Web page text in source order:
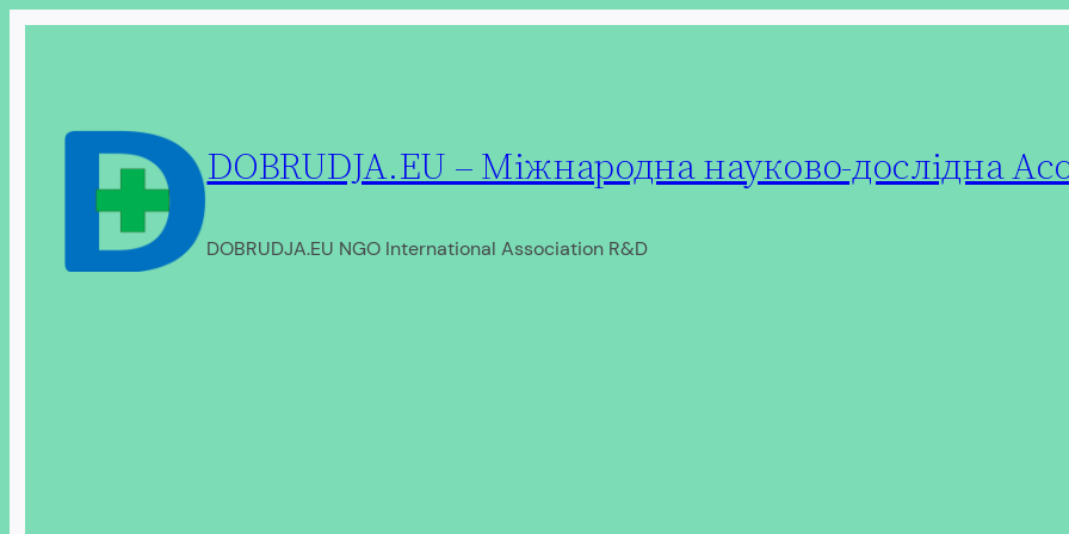
DOBRUDJA.EU – Міжнародна науково-дослідна
DOBRUDJA.EU NGO International Association R&D